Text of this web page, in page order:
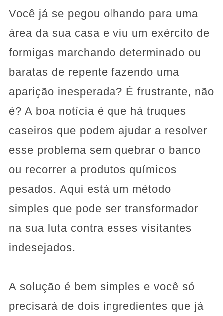
Você já se pegou olhando para uma
área da sua casa e viu um exército de
formigas marchando determinado ou
baratas de repente fazendo uma
aparição inesperada? É frustrante, não
é? A boa notícia é que há truques
caseiros que podem ajudar a resolver
esse problema sem quebrar o banco
ou recorrer a produtos químicos
pesados. Aqui está um método
simples que pode ser transformador
na sua luta contra esses visitantes
indesejados.
A solução é bem simples e você só
precisará de dois ingredientes que já